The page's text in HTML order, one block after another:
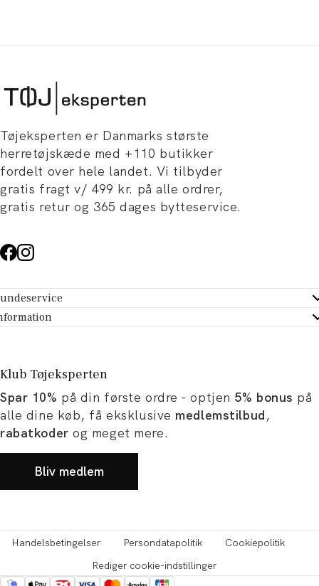
Tøjeksperten er Danmarks største
herretøjskæde med +110 butikker
fordelt over hele landet. Vi tilbyder
gratis fragt v/ 499 kr. på alle ordrer,
gratis retur og 365 dages bytteservice.
- Hjælpecenter
dit køb
Tøjeksperten
og artikler
og karriere
Klub Tøjeksperten
Spar 10% på din første ordre - optjen 5% bonus på
alle dine køb, få eksklusive medlemstilbud,
rabatkoder og meget mere.
Bliv medlem
Handelsbetingelser Persondatapolitik
Cookiepolitik
Rediger cookie-indstillinger